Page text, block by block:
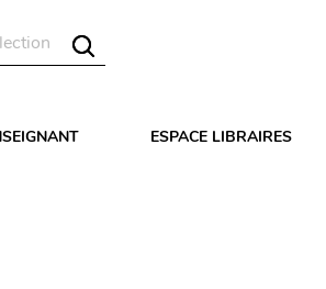
ESPACE LIBRAIRES